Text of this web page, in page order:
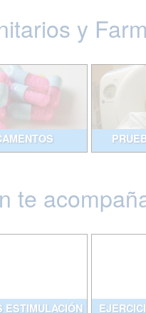
y
te
ESTIMULACIÓN